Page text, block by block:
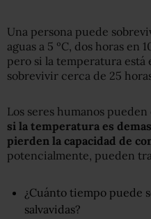
Una persona puede
aguas a 5 ºC, dos horas en
pero si la temperatura está
sobrevivir cerca de 25
Los seres humanos
si la temperatura es
pierden la capacidad de
potencialmente, pueden
¿Cuánto tiempo puede
salvavidas?